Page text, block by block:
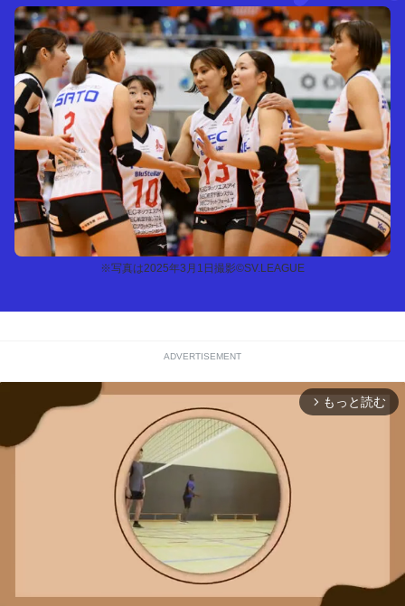
※写真は2025年3月1日撮影©SV.LEAGUE
ADVERTISEMENT
arrow_forward_ios もっと読む